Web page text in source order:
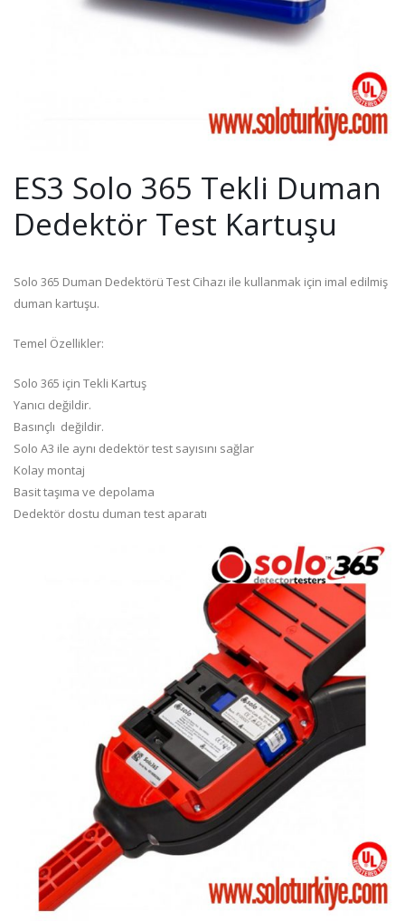
ES3 Solo 365 Tekli Duman
Dedektör Test Kartuşu
Solo 365 Duman Dedektörü Test Cihazı ile kullanmak için imal edilmiş
duman kartuşu.
Temel Özellikler:
Solo 365 için Tekli Kartuş
Yanıcı değildir.
Basınçlı değildir.
Solo A3 ile aynı dedektör test sayısını sağlar
Kolay montaj
Basit taşıma ve depolama
Dedektör dostu duman test aparatı